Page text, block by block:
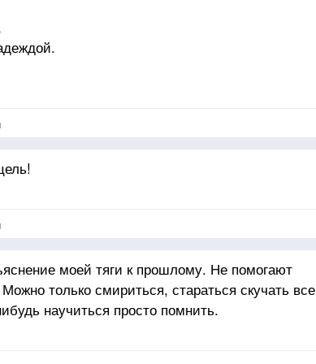
моде.
моей тяги к прошлому. Не помогают
только смириться, стараться скучать все
научиться просто помнить.